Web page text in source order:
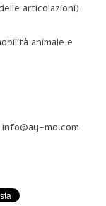
articolazioni)
animale e
mo.com